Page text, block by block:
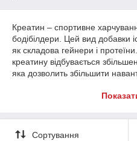
Креатин – спортивне
бодібілдери. Цей вид добавки
як складова гейнери і
креатину відбувається
яка дозволить збільшити
збільшити м'язову масу, але і
найдоступнішими цінами в
Сортування